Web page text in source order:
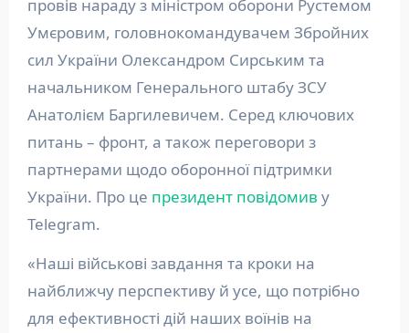
провів нараду з міністром оборони Рустемом
Умєровим, головнокомандувачем Збройних
сил України Олександром Сирським та
начальником Генерального штабу ЗСУ
Анатолієм Баргилевичем. Серед ключових
питань – фронт, а також переговори з
партнерами щодо оборонної підтримки
України. Про це президент повідомив у
Telegram.
«Наші військові завдання та кроки на
найближчу перспективу й усе, що потрібно
для ефективності дій наших воїнів на